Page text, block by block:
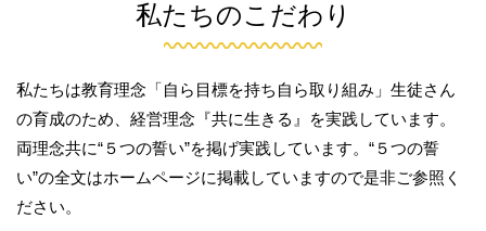
私たちのこだわり
私たちは教育理念「自ら目標を持ち自ら取り組み」生徒さん
の育成のため、経営理念『共に生きる』を実践しています。
両理念共に“５つの誓い”を掲げ実践しています。“５つの誓
い”の全文はホームページに掲載していますので是非ご参照く
ださい。